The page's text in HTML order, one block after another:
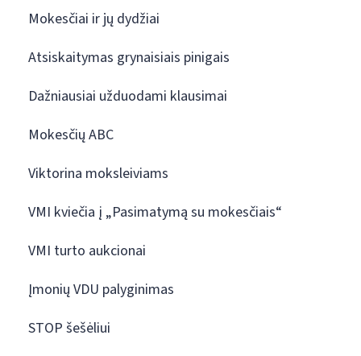
Mokesčiai ir jų dydžiai
Atsiskaitymas grynaisiais pinigais
Dažniausiai užduodami klausimai
Mokesčių ABC
Viktorina moksleiviams
VMI kviečia į „Pasimatymą su mokesčiais“
VMI turto aukcionai
Įmonių VDU palyginimas
STOP šešėliui